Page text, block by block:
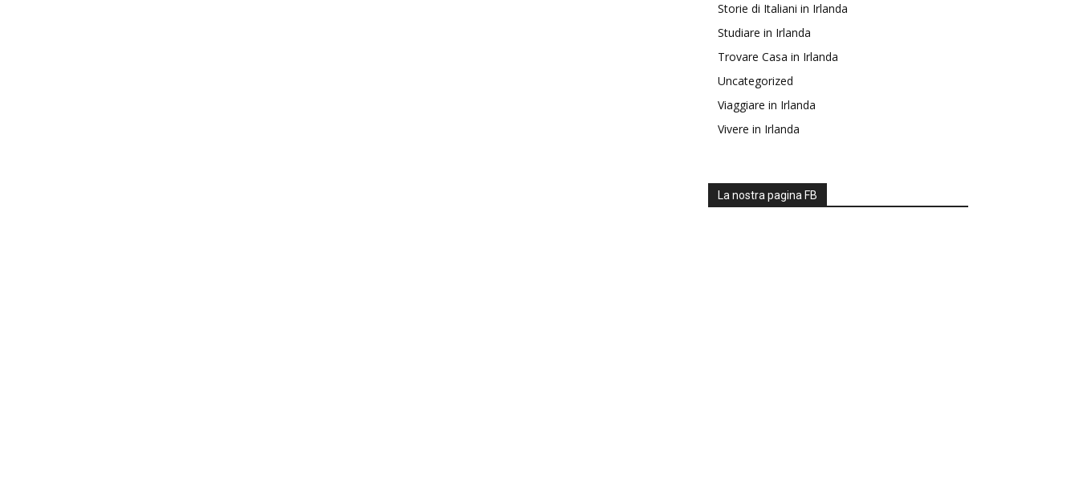
Storie di Italiani in Irlanda
Studiare in Irlanda
Trovare Casa in Irlanda
Uncategorized
Viaggiare in Irlanda
Vivere in Irlanda
La nostra pagina FB